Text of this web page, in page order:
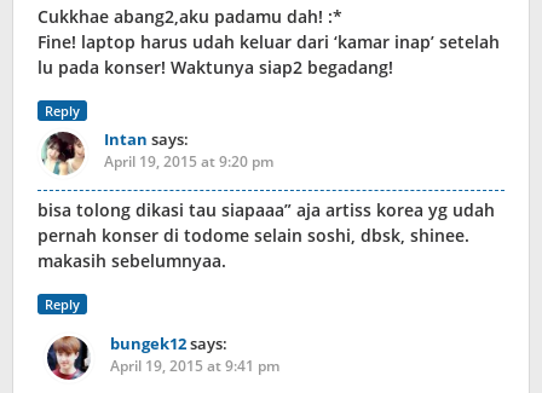
Cukkhae abang2,aku padamu dah! :*
Fine! laptop harus udah keluar dari ‘kamar inap’ setelah
lu pada konser! Waktunya siap2 begadang!
Reply
Intan says:
April 19, 2015 at 9:20 pm
bisa tolong dikasi tau siapaaa” aja artiss korea yg udah
pernah konser di todome selain soshi, dbsk, shinee.
makasih sebelumnyaa.
Reply
bungek12says:
April 19, 2015 at 9:41 pm